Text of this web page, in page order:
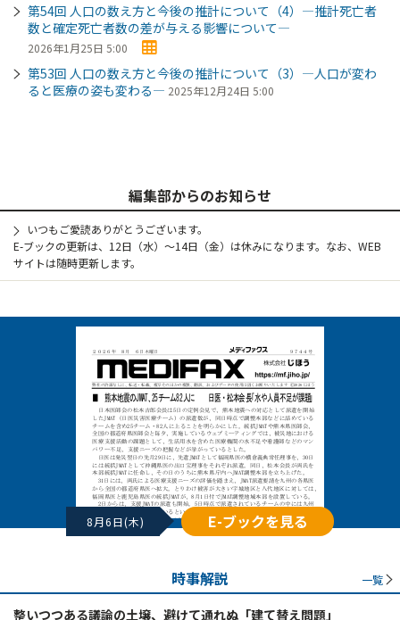
第54回 人口の数え方と今後の推計について（4）―推計死亡者
数と確定死亡者数の差が与える影響について―
2026年1月25日 5:00
第53回 人口の数え方と今後の推計について（3）―人口が変わ
ると医療の姿も変わる― 2025年12月24日 5:00
編集部からのお知らせ
いつもご愛読ありがとうございます。
E-ブックの更新は、12日（水）～14日（金）は休みになります。なお、WEB
サイトは随時更新します。
8月6日(木) E-ブックを見る
時事解説 一覧
整いつつある議論の土壌、避けて通れぬ「建て替え問題」